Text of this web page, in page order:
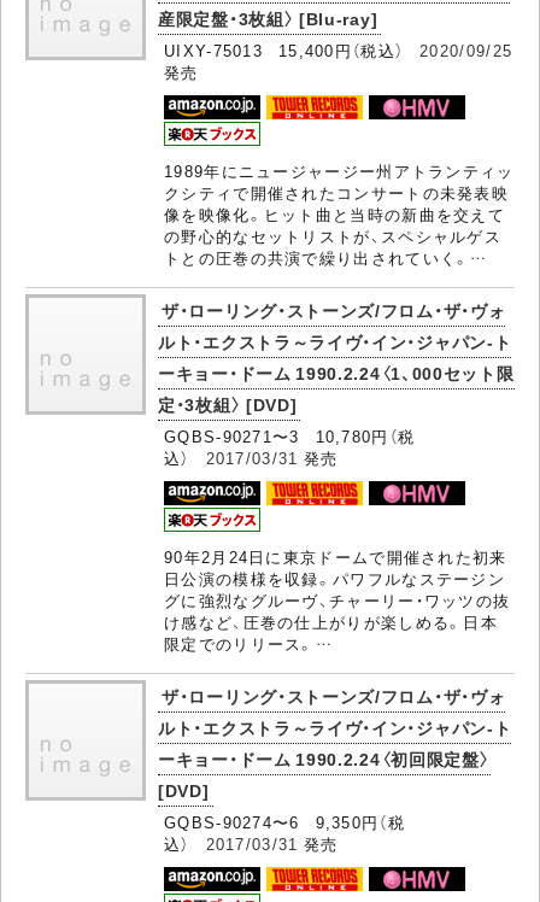
産限定盤・3枚組〉 [Blu-ray]
UIXY-75013 15,400円（税込）2020/09/25
発売
1989年にニュージャージー州アトランティッ
クシティで開催されたコンサートの未発表映
像を映像化。ヒット曲と当時の新曲を交えて
の野心的なセットリストが、スペシャルゲス
トとの圧巻の共演で繰り出されていく。…
ザ・ローリング・ストーンズ/フロム・ザ・ヴォ
ルト・エクストラ～ライヴ・イン・ジャパン-ト
ーキョー・ドーム 1990.2.24〈1、000セット限
定・3枚組〉 [DVD]
GQBS-90271〜3 10,780円（税
込） 2017/03/31 発売
90年2月24日に東京ドームで開催された初来
日公演の模様を収録。パワフルなステージン
グに強烈なグルーヴ、チャーリー・ワッツの抜
け感など、圧巻の仕上がりが楽しめる。日本
限定でのリリース。…
ザ・ローリング・ストーンズ/フロム・ザ・ヴォ
ルト・エクストラ～ライヴ・イン・ジャパン-ト
ーキョー・ドーム 1990.2.24〈初回限定盤〉
[DVD]
GQBS-90274〜6 9,350円（税
込） 2017/03/31 発売